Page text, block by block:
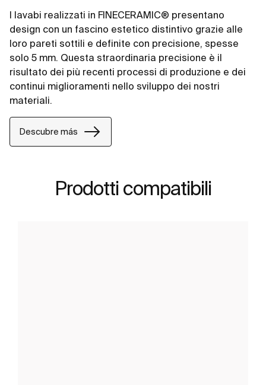
I lavabi realizzati in FINECERAMIC® presentano
design con un fascino estetico distintivo grazie alle
loro pareti sottili e definite con precisione, spesse
solo 5 mm. Questa straordinaria precisione è il
risultato dei più recenti processi di produzione e dei
continui miglioramenti nello sviluppo dei nostri
materiali.
Descubre más
Prodotti compatibili